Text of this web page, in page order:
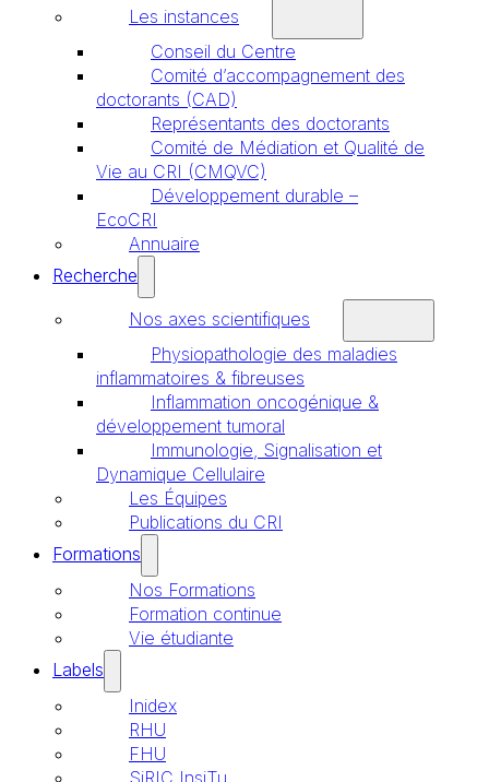
Les instances
Conseil du Centre
Comité d’accompagnement des
doctorants (CAD)
Représentants des doctorants
Comité de Médiation et Qualité de
Vie au CRI (CMQVC)
Développement durable –
EcoCRI
Annuaire
Recherche
Nos axes scientifiques
Physiopathologie des maladies
inflammatoires & fibreuses
Inflammation oncogénique &
développement tumoral
Immunologie, Signalisation et
Dynamique Cellulaire
Les Équipes
Publications du CRI
Formations
Nos Formations
Formation continue
Vie étudiante
Labels
Inidex
RHU
FHU
SiRIC InsiTu